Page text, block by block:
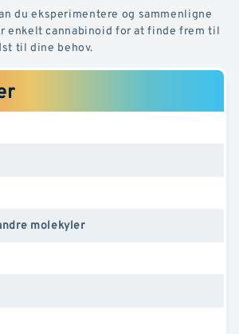
du eksperimentere og sammenligne
enkelt cannabinoid for at finde frem til
til dine behov.
molekyler